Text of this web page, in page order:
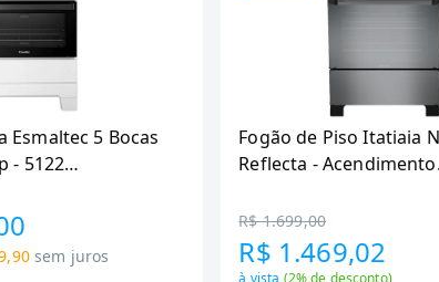
Esmaltec 5 Bocas
- 5122
sem juros
Fogão de Piso Itatiaia
Reflecta - Acendimento
R$ 1.699,00
R$ 1.469,02
à vista (2% de desconto)